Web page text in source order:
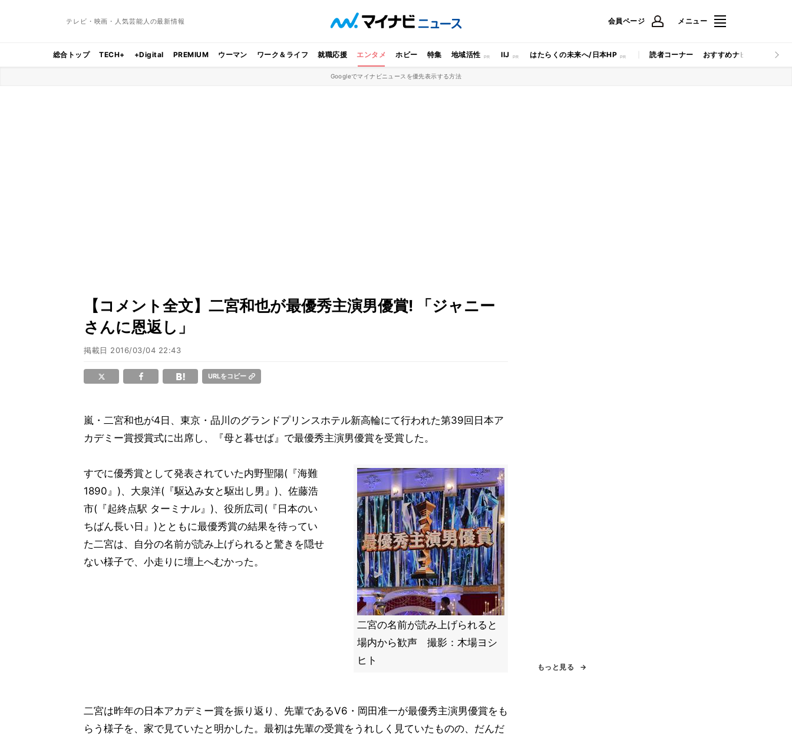
テレビ・映画・人気芸能人の最新情報 会員ページ メニュー
総合トップ TECH+ +Digital PREMIUM ウーマン ワーク＆ライフ 就職応援 エンタメ ホビー 特集 地域活性 IIJ はたらくの未来へ/日本HP 読者コーナー おすすめナビ マイナビ
Googleでマイナビニュースを優先表示する方法
【コメント全文】二宮和也が最優秀主演男優賞! 「ジャニー
さんに恩返し」
掲載日 2016/03/04 22:43
URLをコピー
嵐・二宮和也が4日、東京・品川のグランドプリンスホテル新高輪にて行われた第39回日本ア
カデミー賞授賞式に出席し、『母と暮せば』で最優秀主演男優賞を受賞した。
二宮の名前が読み上げられると
場内から歓声 撮影：木場ヨシ
ヒト
すでに優秀賞として発表されていた内野聖陽(『海難
1890』)、大泉洋(『駆込み女と駆出し男』)、佐藤浩
市(『起終点駅 ターミナル』)、役所広司(『日本のい
ちばん長い日』)とともに最優秀賞の結果を待ってい
た二宮は、自分の名前が読み上げられると驚きを隠せ
ない様子で、小走りに壇上へむかった。
二宮は昨年の日本アカデミー賞を振り返り、先輩であるV6・岡田准一が最優秀主演男優賞をも
らう様子を、家で見ていたと明かした。最初は先輩の受賞をうれしく見ていたものの、だんだ
もっと見る